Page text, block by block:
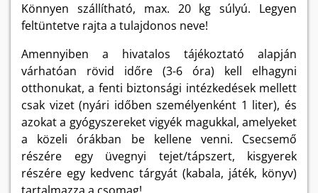
Könnyen szállítható, max. 20 kg súlyú. Legyen
feltüntetve rajta a tulajdonos neve!
Amennyiben a hivatalos tájékoztató alapján
várhatóan rövid időre (3-6 óra) kell elhagyni
otthonukat, a fenti biztonsági intézkedések mellett
csak vizet (nyári időben személyenként 1 liter), és
azokat a gyógyszereket vigyék magukkal, amelyeket
a közeli órákban be kellene venni. Csecsemő
részére egy üvegnyi tejet/tápszert, kisgyerek
részére egy kedvenc tárgyát (kabala, játék, könyv)